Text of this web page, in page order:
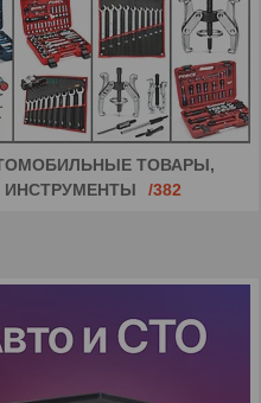
ТОВАРЫ,
ИНСТРУМЕНТЫ
382